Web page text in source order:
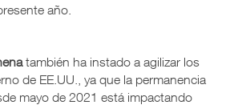
año.
también ha instado a agilizar los
de EE.UU., ya que la permanencia
mayo de 2021 está impactando